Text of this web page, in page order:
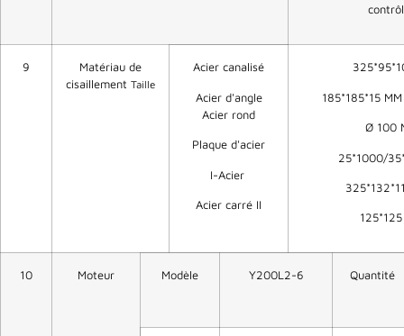
9
Matériau de
cisaillement Taille
Acier canalisé
Acier d'angle
Acier rond
Plaque d'acier
I-Acier
Acier carré II
185*185*15
Ø 100
25*1000/
10 Moteur Modèle Y200L2-6 Quantité